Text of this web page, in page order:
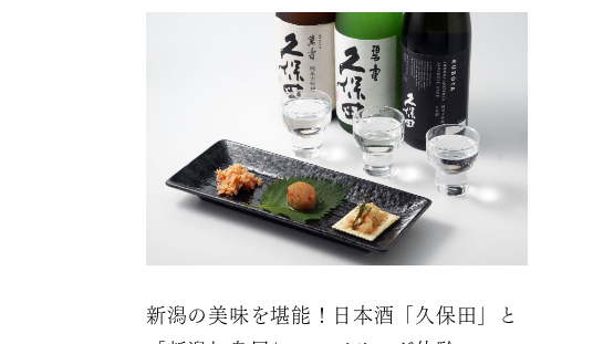
新潟の美味を堪能！日本酒「久保田」と